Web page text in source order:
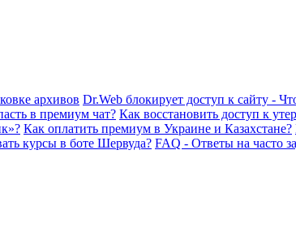
архивов Dr.Web блокирует доступ к сайту -
в премиум чат? Как восстановить доступ к
Как оплатить премиум в Украине и Казахстане?
курсы в боте Шервуда? FAQ - Ответы на часто